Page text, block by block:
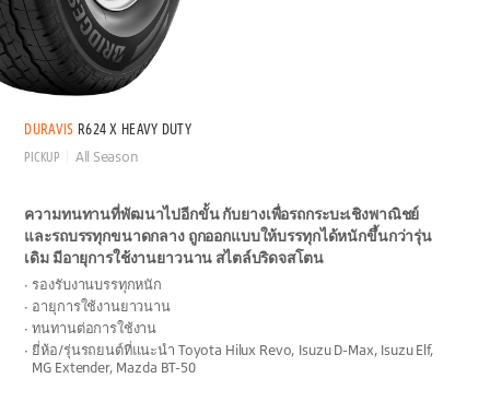
DURAVIS R624 X HEAVY DUTY
PICKUP All Season
ความทนทานที่พัฒนาไปอีกขั้น กับยางเพื่อรถกระบะเชิงพาณิชย์
และรถบรรทุกขนาดกลาง ถูกออกแบบให้บรรทุกได้หนักขึ้นกว่ารุ่น
เดิม มีอายุการใช้งานยาวนาน สไตล์บริดจสโตน
รองรับงานบรรทุกหนัก
อายุการใช้งานยาวนาน
ทนทานต่อการใช้งาน
ยี่ห้อ/รุ่นรถยนต์ที่แนะนำ Toyota Hilux Revo, Isuzu D-Max, Isuzu Elf,
MG Extender, Mazda BT-50